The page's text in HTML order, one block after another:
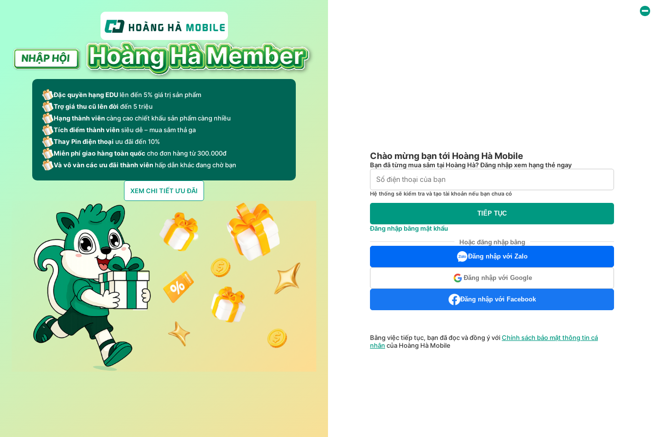
Đặc quyền hạng EDU lên đến 5% giá trị sản phẩm
Trợ giá thu cũ lên đời đến 5 triệu
Hạng thành viêncàng cao chiết khấu sản phẩm càng nhiều
Tích điểm thành viênsiêu dễ – mua sắm thả ga
Thay Pin điện thoại ưu đãi đến 10%
Miễn phí giao hàng toàn quốccho đơn hàng từ 300.000đ
Và vô vàn các ưu đãi thành viên hấp dẫn khác đang chờ bạn
XEM CHI TIẾT ƯU ĐÃI
Chào mừng bạn tới Hoàng Hà Mobile
Bạn đã từng mua sắm tại Hoàng Hà? Đăng nhập xem hạng thẻ ngay
Hệ thống sẽ kiểm tra và tạo tài khoản nếu bạn chưa có
TIẾP TỤC
Đăng nhập bằng mật khẩu
Hoặc đăng nhập bằng
Đăng nhập với Zalo
Đăng nhập với Google
Đăng nhập với Facebook
Bằng việc tiếp tục, bạn đã đọc và đồng ý vớiChính sách bảo mật thông tin cá
nhân của Hoàng Hà Mobile